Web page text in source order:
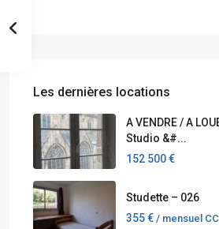
Les dernières locations
A VENDRE / A
Studio &#...
152 500 €
Studette – 026
355 € / mensuel CC